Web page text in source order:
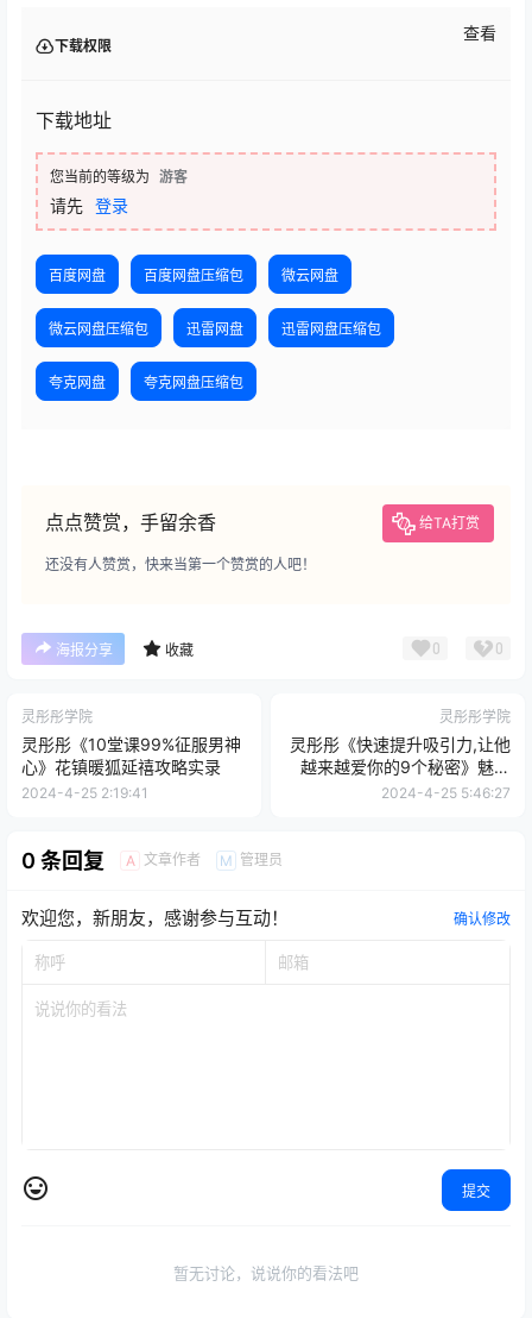
下载权限
查看
下载地址
您当前的等级为 游客
请先 登录
百度网盘 百度网盘压缩包 微云网盘
微云网盘压缩包 迅雷网盘 迅雷网盘压缩包
夸克网盘 夸克网盘压缩包
点点赞赏，手留余香 给TA打赏
还没有人赞赏，快来当第一个赞赏的人吧！
海报分享 收藏 0 0
灵彤彤学院
灵彤彤《10堂课99%征服男神
心》花镇暖狐延禧攻略实录
2024-4-25 2:19:41
灵彤彤学院
灵彤彤《快速提升吸引力,让他
越来越爱你的9个秘密》魅力
女神私房课
2024-4-25 5:46:27
0 条回复 A 文章作者 M 管理员
欢迎您，新朋友，感谢参与互动！ 确认修改
提交
暂无讨论，说说你的看法吧